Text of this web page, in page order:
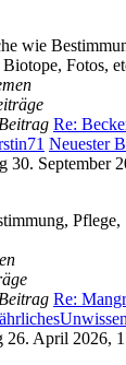
wie
Fotos,
Re:
Neuester
30. September
Pflege,
Re:
26. April 2026,